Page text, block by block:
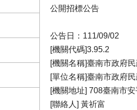
公開招標公告
公告日：111/09/02
[機關代碼]3.95.2
[機關名稱]臺南市政府
[單位名稱]臺南市政府
[機關地址] 708臺南市
[聯絡人] 黃祈富